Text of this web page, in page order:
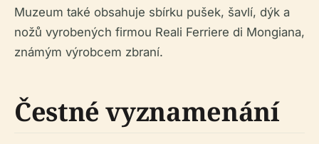
Muzeum také obsahuje sbírku pušek, šavlí, dýk a
nožů vyrobených firmou Reali Ferriere di Mongiana,
známým výrobcem zbraní.
Čestné vyznamenání